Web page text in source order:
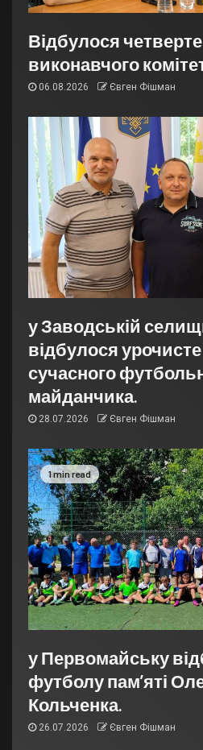
Відбулося
виконавчого
06.08.2026 Євген Фішман
у Заводській
відбулося
сучасного
майданчика.
28.07.2026 Євген Фішман
1 min read
у Первомайську
футболу пам’яті
Кольченка.
26.07.2026 Євген Фішман